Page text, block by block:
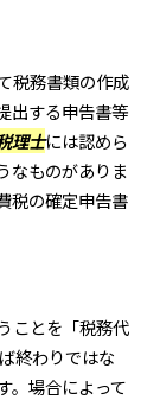
税務書類の作成
出する申告書等
理士には認めら
なものがありま
税の確定申告書
ことを「税務代
終わりではな
。場合によって